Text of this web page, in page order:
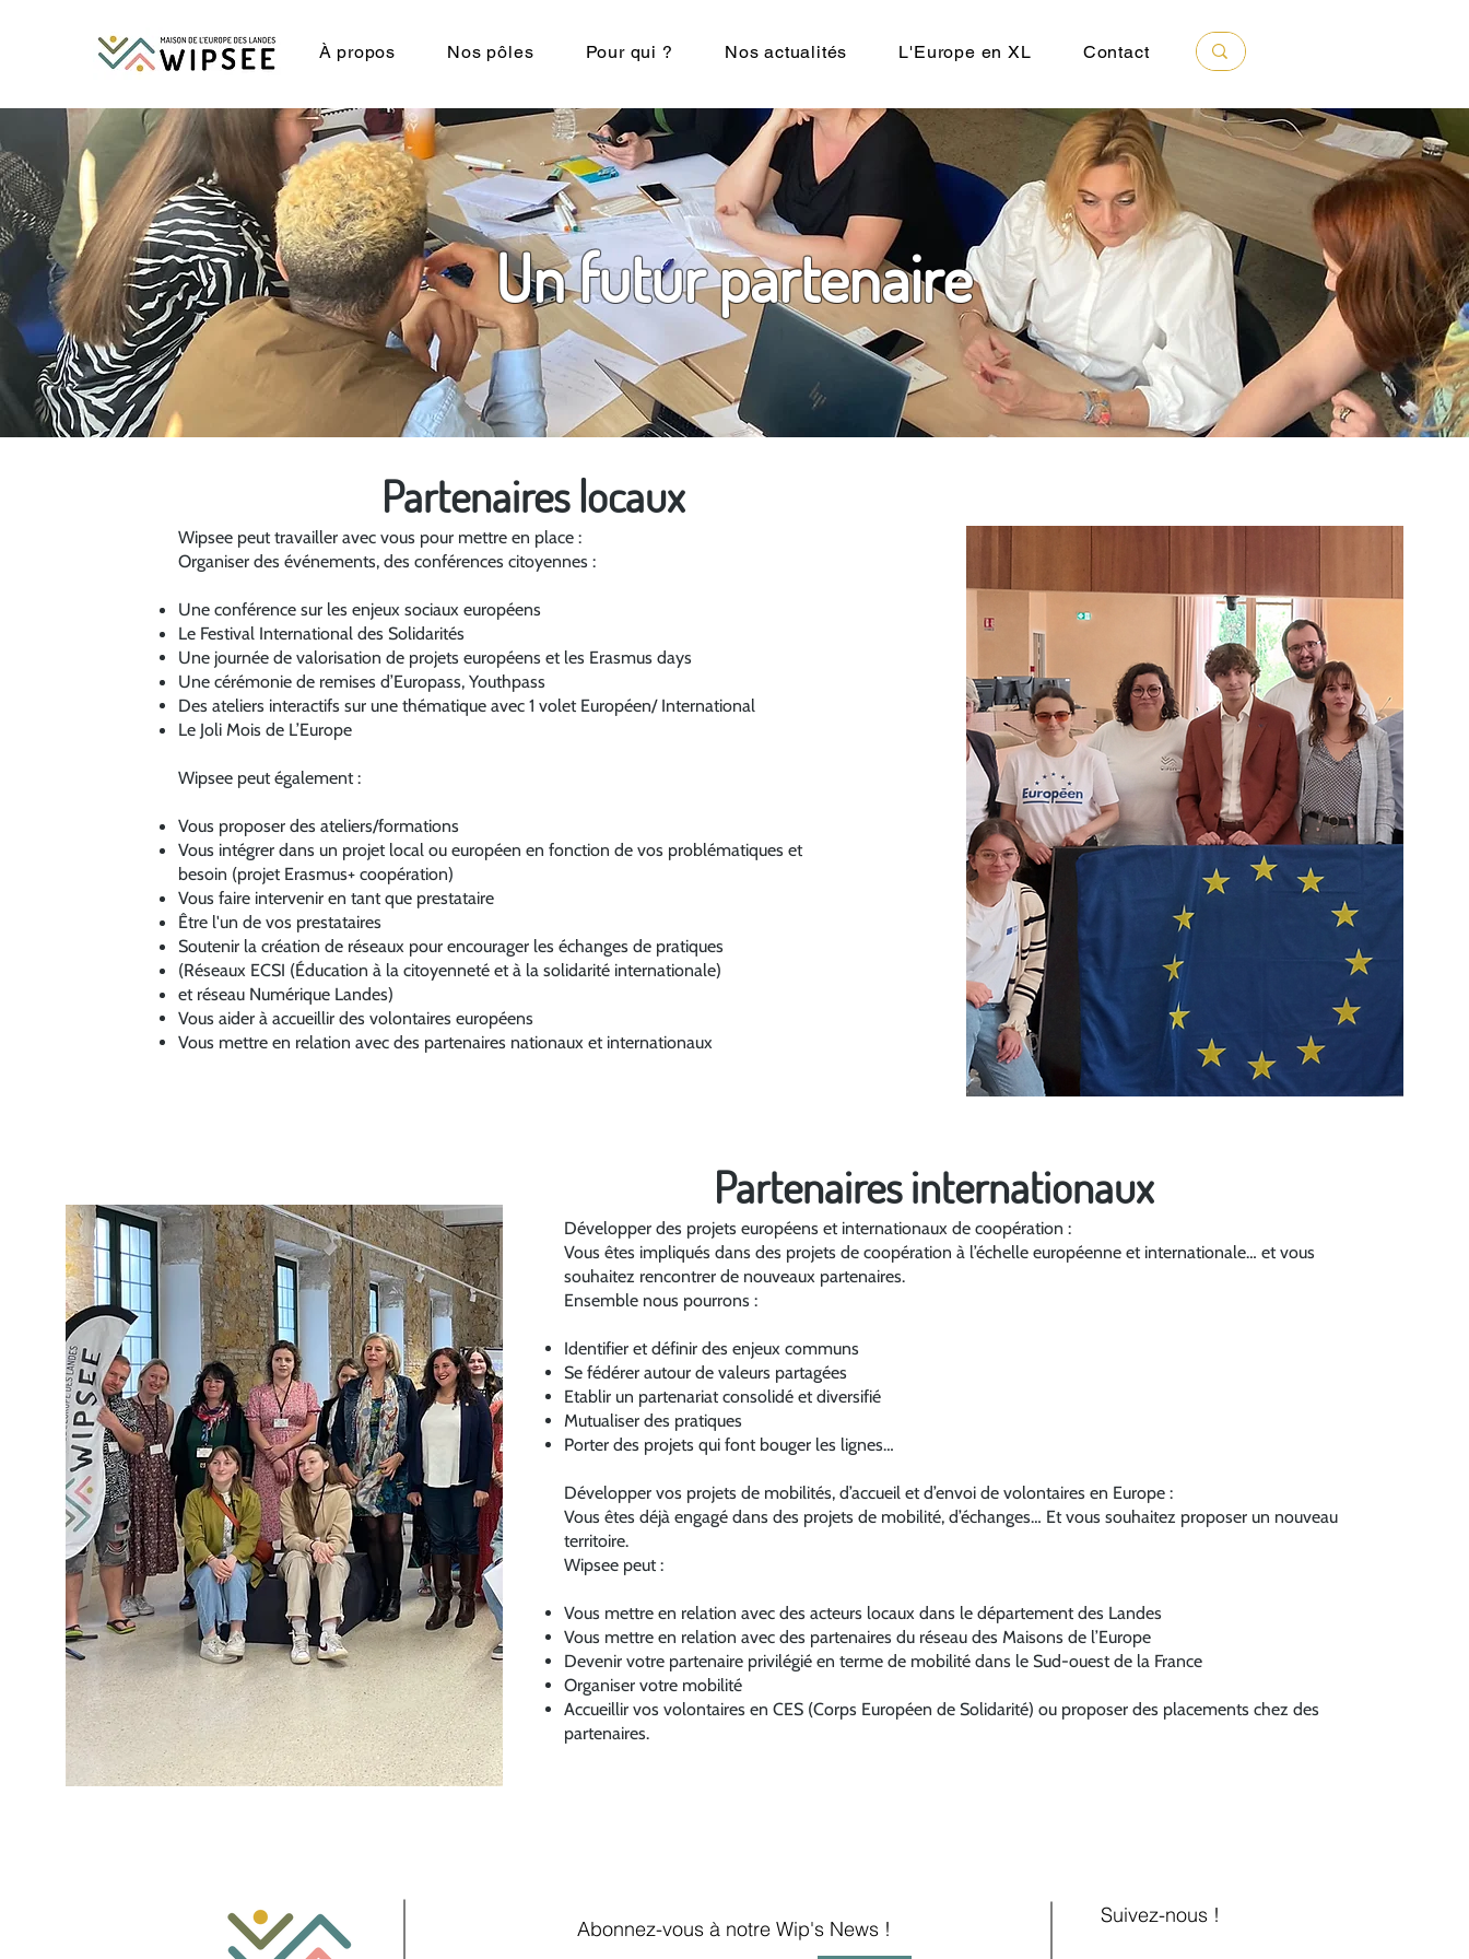
À propos Nos pôles Pour qui ? Nos actualités L'Europe en XL Contact
Un futur partenaire
Wipsee peut travailler avec vous pour mettre en place :
Organiser des événements, des conférences citoyennes :
Une conférence sur les enjeux sociaux européens
Le Festival International des Solidarités
Une journée de valorisation de projets européens et les Erasmus days
Une cérémonie de remises d’Europass, Youthpass
Des ateliers interactifs sur une thématique avec 1 volet Européen/ International
Le Joli Mois de L’Europe​
Wipsee peut également :
Vous proposer des ateliers/formations
Vous intégrer dans un projet local ou européen en fonction de vos problématiques et
besoin (projet Erasmus+ coopération)
Vous faire intervenir en tant que prestataire
Être l'un de vos prestataires
Soutenir la création de réseaux pour encourager les échanges de pratiques
(Réseaux ECSI (Éducation à la citoyenneté et à la solidarité internationale)
et réseau Numérique Landes)
Vous aider à accueillir des volontaires européens
Vous mettre en relation avec des partenaires nationaux et internationaux
Partenaires locaux
Développer des projets européens et internationaux de coopération :
Vous êtes impliqués dans des projets de coopération à l’échelle européenne et internationale… et vous
souhaitez rencontrer de nouveaux partenaires.
Ensemble nous pourrons :
Identifier et définir des enjeux communs
Se fédérer autour de valeurs partagées
Etablir un partenariat consolidé et diversifié
Mutualiser des pratiques
Porter des projets qui font bouger les lignes…
Développer vos projets de mobilités, d’accueil et d’envoi de volontaires en Europe :
Vous êtes déjà engagé dans des projets de mobilité, d’échanges… Et vous souhaitez proposer un nouveau
territoire.
Wipsee peut :
Vous mettre en relation avec des acteurs locaux dans le département des Landes
Vous mettre en relation avec des partenaires du réseau des Maisons de l’Europe
Devenir votre partenaire privilégié en terme de mobilité dans le Sud-ouest de la France
Organiser votre mobilité
Accueillir vos volontaires en CES (Corps Européen de Solidarité) ou proposer des placements chez des
partenaires.
Partenaires internationaux
Abonnez-vous à notre Wip's News !
Suivez-nous !